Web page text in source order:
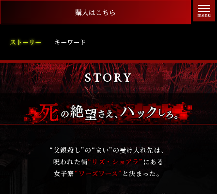
購入はこちら
ストーリー キーワード
STORY
“父親殺し”の“まい”の受け入れ先は、
呪われた街“リズ・ショアラ” にある
女子寮“ワーズワース” と決まった。